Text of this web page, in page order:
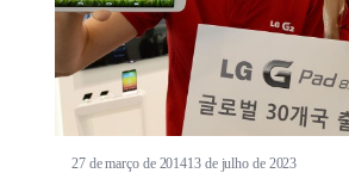
27 de março de 201413 de julho de 2023